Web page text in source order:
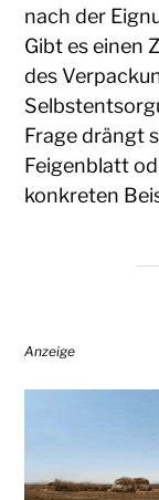
nach der
Gibt es einen
des
Frage drängt
Feigenblatt
konkreten
Anzeige